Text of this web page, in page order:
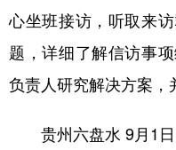
心坐班接访，听取来
题，详细了解信访事
负责人研究解决方案，
贵州六盘水 9月1